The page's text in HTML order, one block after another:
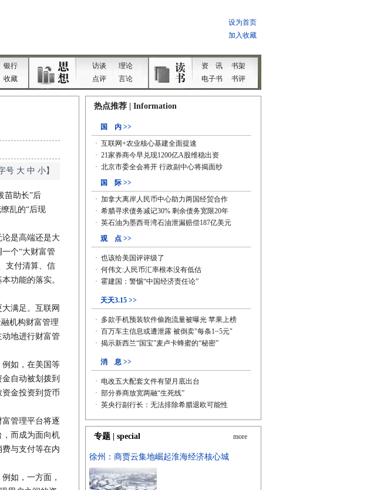
号 大 中 小】
苗助长”后
乱的“后现
是高端还是大
个“大财富管
支付清算、信
功能的落实。
满足。互联网
机构财富管理
地进行财富管
如，在美国等
自动被划拨到
金投资到货币
管理平台将逐
而成为面向机
与支付等在内
如，一方面，